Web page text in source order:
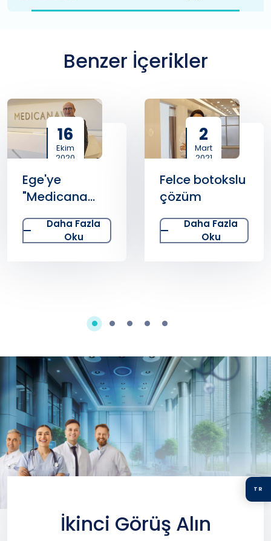
TR
Benzer İçerikler
16
Ekim
2020
Ege'ye
"Medicana
Dokunuşu"
Daha Fazla
Oku
2
Mart
2021
Felce botokslu
çözüm
Daha Fazla
Oku
İkinci Görüş Alın